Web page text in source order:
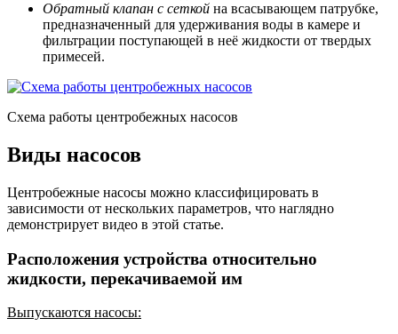
Обратный клапан с сеткой на всасывающем патрубке,
предназначенный для удерживания воды в камере и
фильтрации поступающей в неё жидкости от твердых
примесей.
Схема работы центробежных насосов
Виды насосов
Центробежные насосы можно классифицировать в
зависимости от нескольких параметров, что наглядно
демонстрирует видео в этой статье.
Расположения устройства относительно
жидкости, перекачиваемой им
Выпускаются насосы: